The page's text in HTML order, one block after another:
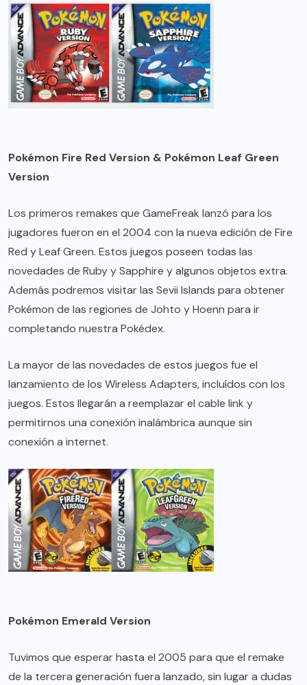
Pokémon Fire Red Version & Pokémon Leaf Green
Version
Los primeros remakes que GameFreak lanzó para los
jugadores fueron en el 2004 con la nueva edición de Fire
Red y Leaf Green. Estos juegos poseen todas las
novedades de Ruby y Sapphire y algunos objetos extra.
Además podremos visitar las Sevii Islands para obtener
Pokémon de las regiones de Johto y Hoenn para ir
completando nuestra Pokédex.
La mayor de las novedades de estos juegos fue el
lanzamiento de los Wireless Adapters, incluídos con los
juegos. Estos llegarán a reemplazar el cable link y
permitirnos una conexión inalámbrica aunque sin
conexión a internet.
Pokémon Emerald Version
Tuvimos que esperar hasta el 2005 para que el remake
de la tercera generación fuera lanzado, sin lugar a dudas